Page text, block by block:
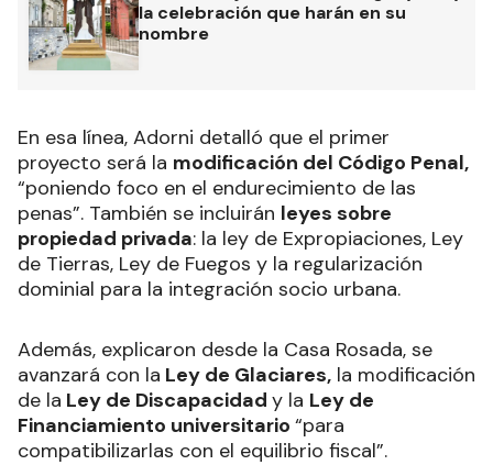
la celebración que harán en su
nombre
En esa línea, Adorni detalló que el primer
proyecto será la modificación del Código Penal,
“poniendo foco en el endurecimiento de las
penas”. También se incluirán leyes sobre
propiedad privada: la ley de Expropiaciones, Ley
de Tierras, Ley de Fuegos y la regularización
dominial para la integración socio urbana.
Además, explicaron desde la Casa Rosada, se
avanzará con la Ley de Glaciares, la modificación
de la Ley de Discapacidad y la Ley de
Financiamiento universitario “para
compatibilizarlas con el equilibrio fiscal”.